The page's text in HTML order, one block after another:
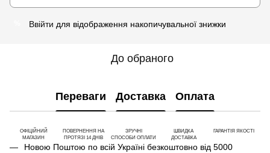
Ввійти для відображення накопичувальної знижки
До обраного
Переваги Доставка Оплата
ОФІЦІЙНИЙ
МАГАЗИН
ПОВЕРНЕННЯ НА
ПРОТЯЗІ 14 ДНІВ
ЗРУЧНІ
СПОСОБИ ОПЛАТИ
ШВИДКА
ДОСТАВКА
ГАРАНТІЯ ЯКОСТІ
Новою Поштою по всій Україні безкоштовно від 5000